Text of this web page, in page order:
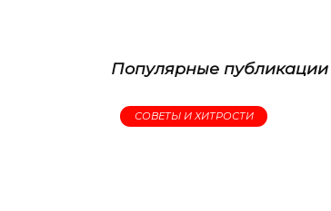
Популярные публикации
СОВЕТЫ И ХИТРОСТИ